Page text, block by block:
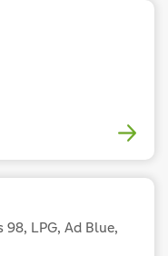
98, LPG, Ad Blue,